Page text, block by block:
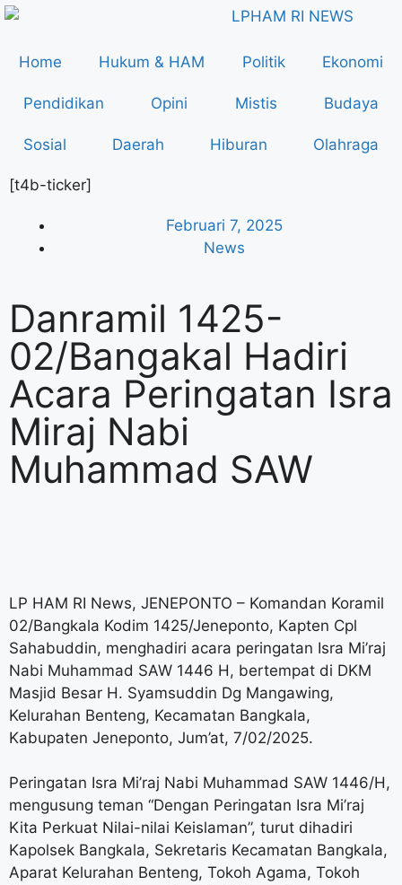
Home Hukum & HAM Politik Ekonomi
Pendidikan Opini Mistis Budaya
Sosial Daerah Hiburan Olahraga
[t4b-ticker]
Februari 7, 2025
News
Danramil 1425-
02/Bangakal Hadiri
Acara Peringatan Isra
Miraj Nabi
Muhammad SAW
LP HAM RI News, JENEPONTO – Komandan Koramil
02/Bangkala Kodim 1425/Jeneponto, Kapten Cpl
Sahabuddin, menghadiri acara peringatan Isra Mi’raj
Nabi Muhammad SAW 1446 H, bertempat di DKM
Masjid Besar H. Syamsuddin Dg Mangawing,
Kelurahan Benteng, Kecamatan Bangkala,
Kabupaten Jeneponto, Jum’at, 7/02/2025.
Peringatan Isra Mi’raj Nabi Muhammad SAW 1446/H,
mengusung teman “Dengan Peringatan Isra Mi’raj
Kita Perkuat Nilai-nilai Keislaman”, turut dihadiri
Kapolsek Bangkala, Sekretaris Kecamatan Bangkala,
Aparat Kelurahan Benteng, Tokoh Agama, Tokoh